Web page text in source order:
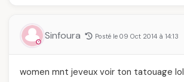
Sinfoura Posté le 09 Oct 2014 à 14:13
women mnt jeveux voir ton tatouage lol